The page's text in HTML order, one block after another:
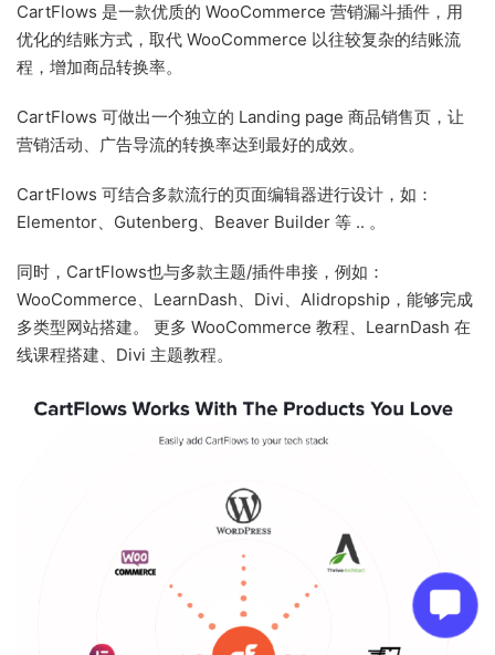
CartFlows 是一款优质的 WooCommerce 营销漏斗插件，用
优化的结账方式，取代 WooCommerce 以往较复杂的结账流
程，增加商品转换率。
CartFlows 可做出一个独立的 Landing page 商品销售页，让
营销活动、广告导流的转换率达到最好的成效。
CartFlows 可结合多款流行的页面编辑器进行设计，如：
Elementor、Gutenberg、Beaver Builder 等 .. 。
同时，CartFlows也与多款主题/插件串接，例如：
WooCommerce、LearnDash、Divi、Alidropship，能够完成
多类型网站搭建。 更多 WooCommerce 教程、LearnDash 在
线课程搭建、Divi 主题教程。